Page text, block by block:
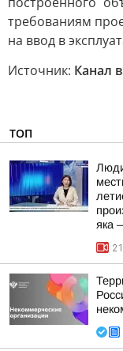
требованиям
на ввод в
Источник: Канал
ТОП
яка